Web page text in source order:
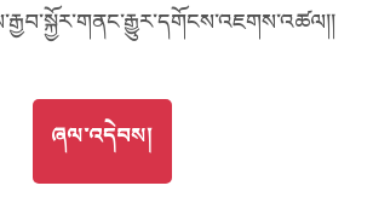
GO TOཞལ་འདེབས།
ཞལ་འདེབས།